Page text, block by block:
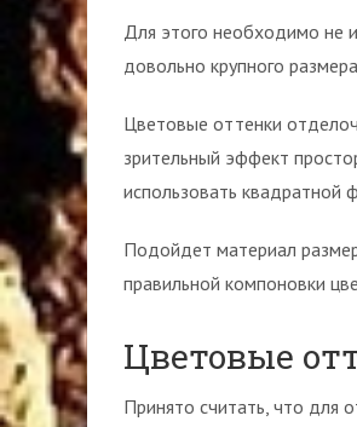
Для этого необходимо не
довольно крупного
Цветовые оттенки
зрительный эффект
использовать квадратной
Подойдет материал
правильной компоновки
Цветовые
Принято считать, что для